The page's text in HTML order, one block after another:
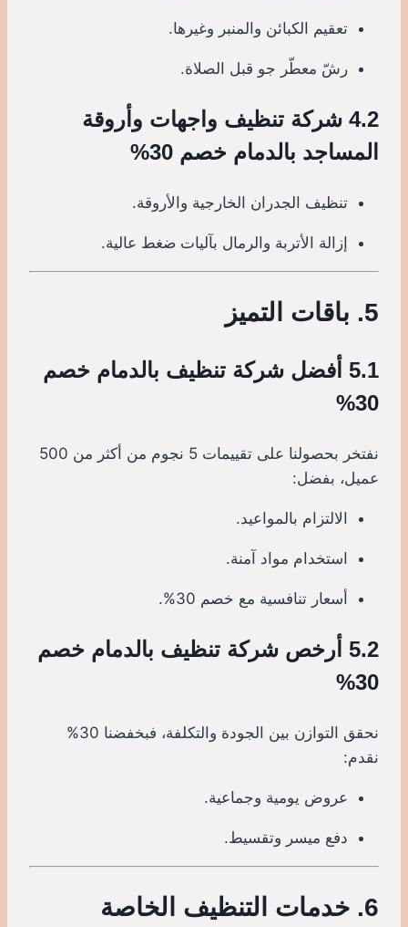
تعقيم الكبائن والمنبر وغيرها.
رشّ معطّر جو قبل الصلاة.
4.2 شركة تنظيف واجهات وأروقة
المساجد بالدمام خصم 30%
تنظيف الجدران الخارجية والأروقة.
إزالة الأتربة والرمال بآليات ضغط عالية.
5. باقات التميز
5.1 أفضل شركة تنظيف بالدمام خصم
30%
نفتخر بحصولنا على تقييمات 5 نجوم من أكثر من 500
عميل، بفضل:
الالتزام بالمواعيد.
استخدام مواد آمنة.
أسعار تنافسية مع خصم 30%.
5.2 أرخص شركة تنظيف بالدمام خصم
30%
نحقق التوازن بين الجودة والتكلفة، فبخفضنا 30%
نقدم:
عروض يومية وجماعية.
دفع ميسر وتقسيط.
6. خدمات التنظيف الخاصة